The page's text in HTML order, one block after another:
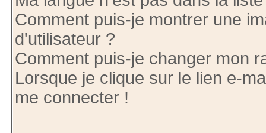
Comment puis-je montrer une
d'utilisateur ?
Comment puis-je changer mon
Lorsque je clique sur le lien e-
me connecter !